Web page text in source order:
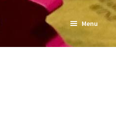
Menu
Udfold